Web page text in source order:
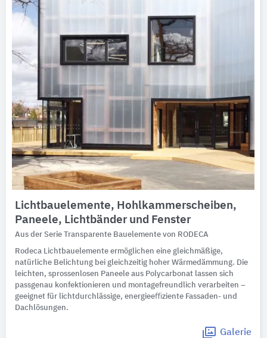
Lichtbauelemente, Hohlkammerscheiben,
Paneele, Lichtbänder und Fenster
Aus der Serie Transparente Bauelemente von RODECA
Rodeca Lichtbauelemente ermöglichen eine gleichmäßige,
natürliche Belichtung bei gleichzeitig hoher Wärmedämmung. Die
leichten, sprossenlosen Paneele aus Polycarbonat lassen sich
passgenau konfektionieren und montagefreundlich verarbeiten –
geeignet für lichtdurchlässige, energieeﬃziente Fassaden- und
Dachlösungen.
Galerie